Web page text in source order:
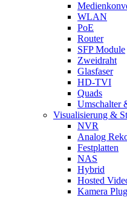
WLAN
PoE
Router
SFP Module
Zweidraht
Glasfaser
HD-TVI
Quads
Umschalter
Visualisierung &
NVR
Analog
Festplatten
NAS
Hybrid
Hosted
Kamera